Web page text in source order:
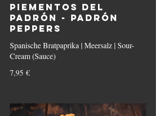
PIEMENTOS DEL
PADRÓN - PADRÓN
PEPPERS
Spanische Bratpaprika | Meersalz | Sour-
Cream (Sauce)
7,95 €